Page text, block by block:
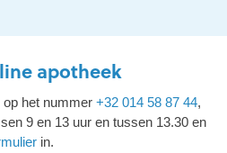
apotheek
op het nummer +32 014 58 87 44,
9 en 13 uur en tussen 13.30 en
in.